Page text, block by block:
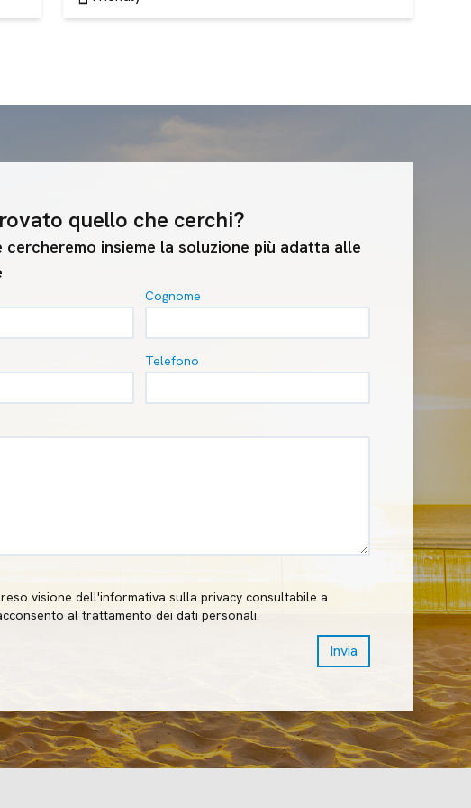
quello che cerchi?
insieme la soluzione più adatta alle
Cognome
Telefono
visione dell'informativa sulla privacy consultabile a
al trattamento dei dati personali.
Invia